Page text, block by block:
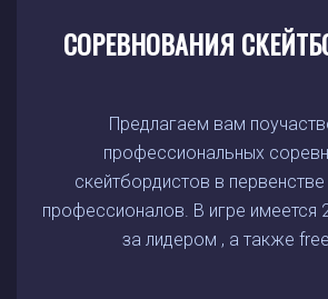
СОРЕВНОВАНИЯ
Предлагаем вам
профессиональных
скейтбордистов в
профессионалов. В игре имеется
за лидером , а также